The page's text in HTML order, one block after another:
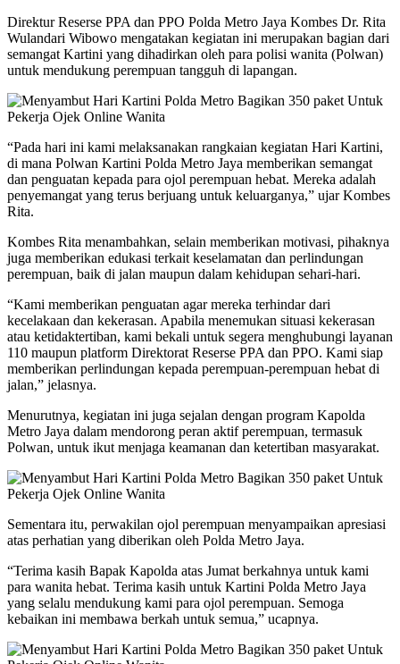
Direktur Reserse PPA dan PPO Polda Metro Jaya Kombes Dr. Rita
Wulandari Wibowo mengatakan kegiatan ini merupakan bagian dari
semangat Kartini yang dihadirkan oleh para polisi wanita (Polwan)
untuk mendukung perempuan tangguh di lapangan.
“Pada hari ini kami melaksanakan rangkaian kegiatan Hari Kartini,
di mana Polwan Kartini Polda Metro Jaya memberikan semangat
dan penguatan kepada para ojol perempuan hebat. Mereka adalah
penyemangat yang terus berjuang untuk keluarganya,” ujar Kombes
Rita.
Kombes Rita menambahkan, selain memberikan motivasi, pihaknya
juga memberikan edukasi terkait keselamatan dan perlindungan
perempuan, baik di jalan maupun dalam kehidupan sehari-hari.
“Kami memberikan penguatan agar mereka terhindar dari
kecelakaan dan kekerasan. Apabila menemukan situasi kekerasan
atau ketidaktertiban, kami bekali untuk segera menghubungi layanan
110 maupun platform Direktorat Reserse PPA dan PPO. Kami siap
memberikan perlindungan kepada perempuan-perempuan hebat di
jalan,” jelasnya.
Menurutnya, kegiatan ini juga sejalan dengan program Kapolda
Metro Jaya dalam mendorong peran aktif perempuan, termasuk
Polwan, untuk ikut menjaga keamanan dan ketertiban masyarakat.
Sementara itu, perwakilan ojol perempuan menyampaikan apresiasi
atas perhatian yang diberikan oleh Polda Metro Jaya.
“Terima kasih Bapak Kapolda atas Jumat berkahnya untuk kami
para wanita hebat. Terima kasih untuk Kartini Polda Metro Jaya
yang selalu mendukung kami para ojol perempuan. Semoga
kebaikan ini membawa berkah untuk semua,” ucapnya.